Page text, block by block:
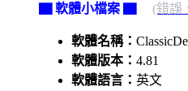
▇ 軟體小檔案 ▇ (錯誤
軟體名稱：
軟體版本： 4.81
軟體語言： 英文